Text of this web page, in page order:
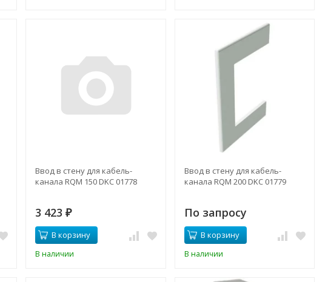
Ввод в стену для кабель-
канала RQM 150 DKC 01778
3 423₽
В корзину
В наличии
Ввод в стену для кабель-
канала RQM 200 DKC 01779
По запросу
В корзину
В наличии